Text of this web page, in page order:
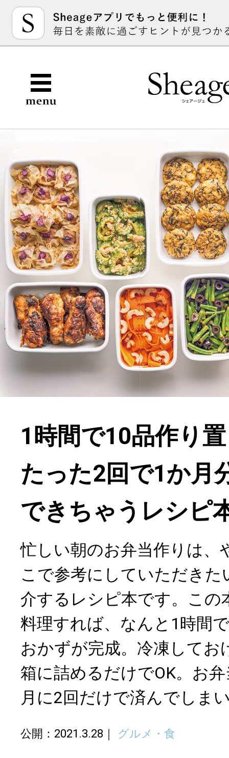
1時間で10品作り
たった2回で1か月
できちゃうレシピ
忙しい朝のお弁当作りは、
こで参考にしていただきた
介するレシピ本です。この
料理すれば、なんと1時間
おかずが完成。冷凍してお
箱に詰めるだけでOK。お
月に2回だけで済んでしま
公開：2021.3.28 グルメ・食